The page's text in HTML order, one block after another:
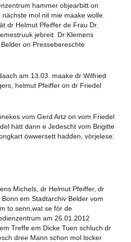
hammer objearbitt on
mol nit mie maake wolle.
dr Helmut Pfeiffer de Frau Dr.
jebreit. Dr Klemens
on Pressebereschte
am 13.03. maake dr Wilfried
helmut Pfeiffer on dr Friedel
vom Gerd Artz on vom Friedel
hätt dann e Jedescht vom Brigitte
öwwersett hadden, vörjelese:
Michels, dr Helmut Pfeiffer, dr
em Stadtarchiv Belder vom
to senn,wat se för de
am 26.01.2012
Treffe em Dicke Tuen schluch dr
dree Mann schon mol locker